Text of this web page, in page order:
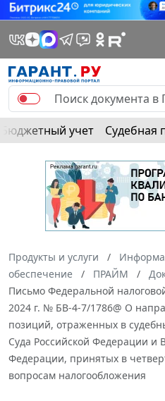
Бюджетный учет Судебная
Продукты и услуги
обеспечение
ПРАЙМ
Письмо Федеральной
2024 г. № БВ-4-7/1786@ О
позиций, отраженных в
Суда Российской Федерации и
Федерации, принятых в
вопросам налогообложения